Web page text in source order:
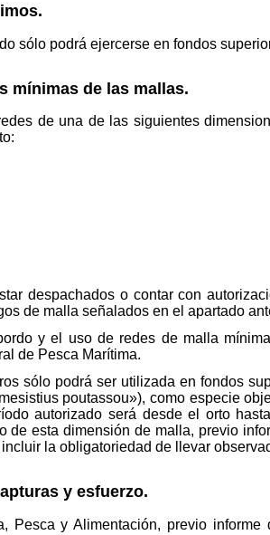
sólo podrá ejercerse en fondos
de las mallas.
de una de las siguientes
despachados o contar con
de malla señalados en el apartado
y el uso de redes de malla
de Pesca Marítima.
sólo podrá ser utilizada en fondos
poutassou»), como especie
autorizado será desde el orto
de esta dimensión de malla, previo
la obligatoriedad de llevar
y esfuerzo.
Pesca y Alimentación, previo